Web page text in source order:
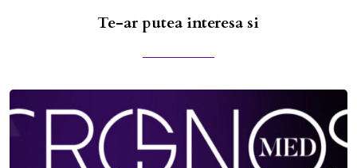
Te-ar putea interesa si